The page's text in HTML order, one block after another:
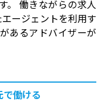
。 働きながらの求人
ージェントを利用す
あるアドバイザーが
で働ける